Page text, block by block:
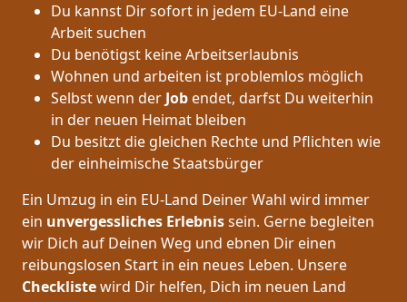
Du kannst Dir sofort in jedem EU-Land eine
Arbeit suchen
Du benötigst keine Arbeitserlaubnis
Wohnen und arbeiten ist problemlos möglich
Selbst wenn der Job endet, darfst Du weiterhin
in der neuen Heimat bleiben
Du besitzt die gleichen Rechte und Pflichten wie
der einheimische Staatsbürger
Ein Umzug in ein EU-Land Deiner Wahl wird immer
ein unvergessliches Erlebnissein. Gerne begleiten
wir Dich auf Deinen Weg und ebnen Dir einen
reibungslosen Start in ein neues Leben. Unsere
Checklistewird Dir helfen, Dich im neuen Land